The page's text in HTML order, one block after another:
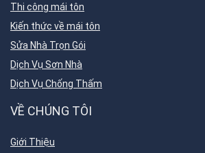
Thi công mái tôn
Kiến thức về mái tôn
Sửa Nhà Trọn Gói
Dịch Vụ Sơn Nhà
Dịch Vụ Chống Thấm
VỀ CHÚNG TÔI
Giới Thiệu